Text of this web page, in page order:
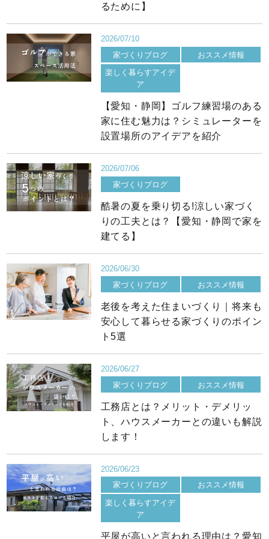
るために】
2026/07/10
家づくりブログ
おススメ情報
楽しく暮らすアイデ
ア
【愛知・静岡】ゴルフ練習場のある
家に住む魅力は？シミュレーターを
設置場所のアイデアを紹介
2026/07/06
家づくりブログ
酷暑の夏を乗り切る!涼しい家づく
りの工夫とは？【愛知・静岡で家を
建てる】
2026/06/30
家づくりブログ
おススメ情報
老後を考えた住まいづくり｜将来も
安心して暮らせる家づくりのポイン
ト5選
2026/06/27
家づくりブログ
おススメ情報
工務店とは？メリット・デメリッ
ト、ハウスメーカーとの違いも解説
します！
2026/06/23
家づくりブログ
おススメ情報
楽しく暮らすアイデ
ア
平屋が高いと言われる理由は？愛知